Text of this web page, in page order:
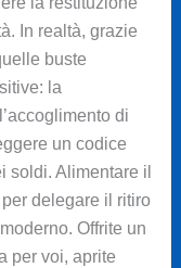
In realtà, grazie
buste
la
di
un codice
soldi. Alimentare il
delegare il ritiro
Offrite un
per voi, aprite